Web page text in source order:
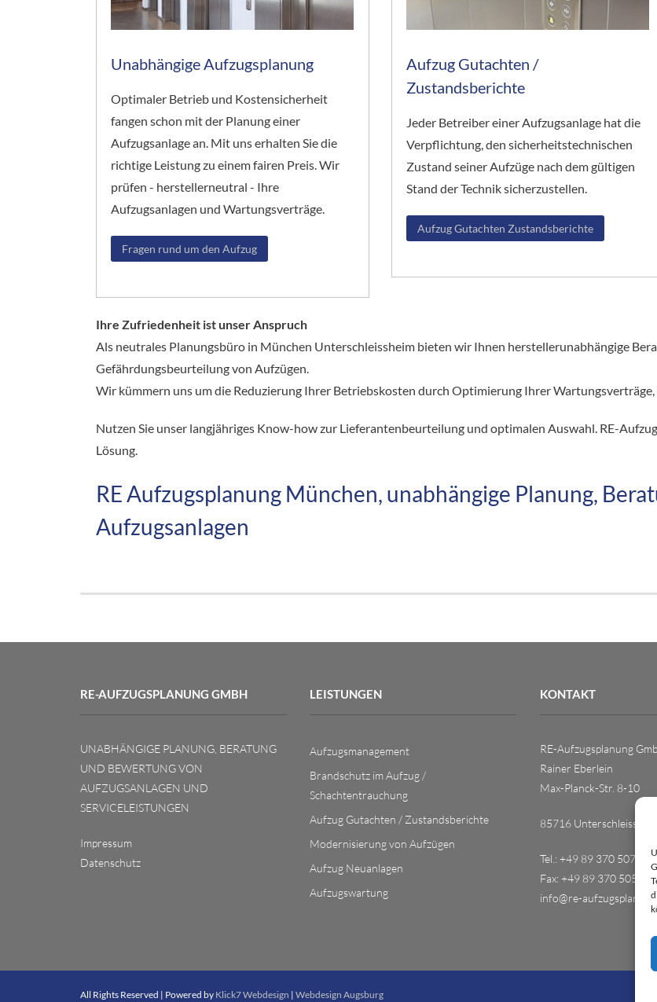
Unabhängige Aufzugsplanung
Optimaler Betrieb und Kostensicherheit
fangen schon mit der Planung einer
Aufzugsanlage an. Mit uns erhalten Sie die
richtige Leistung zu einem fairen Preis. Wir
prüfen - herstellerneutral - Ihre
Aufzugsanlagen und Wartungsverträge.
Fragen rund um den Aufzug
Aufzug Gutachten /
Zustandsberichte
Jeder Betreiber einer Aufzugsanlage hat die
Verpflichtung, den sicherheitstechnischen
Zustand seiner Aufzüge nach dem gültigen
Stand der Technik sicherzustellen.
Aufzug Gutachten Zustandsberichte
Ihre Zufriedenheit ist unser Anspruch
Als neutrales Planungsbüro in München Unterschleissheim bieten wir Ihnen herstellerunabhängige
Gefährdungsbeurteilung von Aufzügen.
Wir kümmern uns um die Reduzierung Ihrer Betriebskosten durch Optimierung Ihrer
Nutzen Sie unser langjähriges Know-how zur Lieferantenbeurteilung und optimalen Auswahl. RE-
Lösung.
RE Aufzugsplanung München, unabhängige Planung,
Aufzugsanlagen
RE-AUFZUGSPLANUNG GMBH
UNABHÄNGIGE PLANUNG, BERATUNG
UND BEWERTUNG VON
AUFZUGSANLAGEN UND
SERVICELEISTUNGEN
Impressum
Datenschutz
LEISTUNGEN
Aufzugsmanagement
Brandschutz im Aufzug /
Schachtentrauchung
Aufzug Gutachten / Zustandsberichte
Modernisierung von Aufzügen
Aufzug Neuanlagen
Aufzugswartung
KONTAKT
RE-Aufzugsplanung
Rainer Eberlein
Max-Planck-Str. 8-10
85716 Unterschleissheim
Tel.: +49 89 370 507 33
Fax: +49 89 370 505 03
info@re-
All Rights Reserved | Powered by Klick7 Webdesign | Webdesign Augsburg